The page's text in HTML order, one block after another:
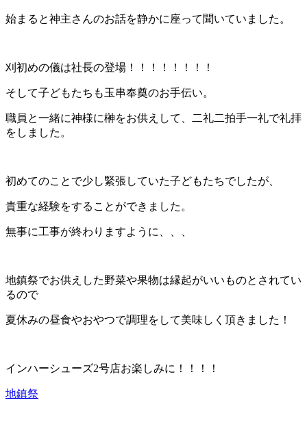
始まると神主さんのお話を静かに座って聞いていました。
刈初めの儀は社長の登場！！！！！！！！
そして子どもたちも玉串奉奠のお手伝い。
職員と一緒に神様に榊をお供えして、二礼二拍手一礼で礼拝
をしました。
初めてのことで少し緊張していた子どもたちでしたが、
貴重な経験をすることができました。
無事に工事が終わりますように、、、
地鎮祭でお供えした野菜や果物は縁起がいいものとされてい
るので
夏休みの昼食やおやつで調理をして美味しく頂きました！
インハーシューズ2号店お楽しみに！！！！
地鎮祭